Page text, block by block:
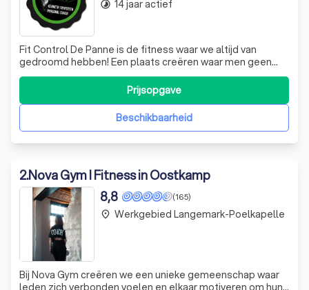
Fit Control De Panne is de fitness waar we altijd van
gedroomd hebben! Een plaats creëren waar men geen
zweetdruppels telt, maar waar goesting naar meer van
nature komt. Een (h)echte club waar je niet enkel fysiek
kan groeien, maar ook mentaal en dat in alle comfort. Bij
ons is iedereen welkom! Voor
Beschikbaarheid
Prijsopgave
timelapse 14 jaar actief
2.Nova Gym I Fitness in Oostkamp
(165)
8,8
Bij Nova Gym creëren we een unieke gemeenschap waar
leden zich verbonden voelen en elkaar motiveren om hun
place Werkgebied Langemark-Poelkapelle